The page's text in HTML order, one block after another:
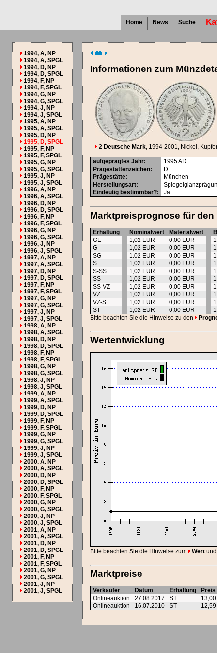
Home News Suche
1994, A, NP
1994, A, SPGL
1994, D, NP
1994, D, SPGL
1994, F, NP
1994, F, SPGL
1994, G, NP
1994, G, SPGL
1994, J, NP
1994, J, SPGL
1995, A, NP
1995, A, SPGL
1995, D, NP
1995, D, SPGL
1995, F, NP
1995, F, SPGL
1995, G, NP
1995, G, SPGL
1995, J, NP
1995, J, SPGL
1996, A, NP
1996, A, SPGL
1996, D, NP
1996, D, SPGL
1996, F, NP
1996, F, SPGL
1996, G, NP
1996, G, SPGL
1996, J, NP
1996, J, SPGL
1997, A, NP
1997, A, SPGL
1997, D, NP
1997, D, SPGL
1997, F, NP
1997, F, SPGL
1997, G, NP
1997, G, SPGL
1997, J, NP
1997, J, SPGL
1998, A, NP
1998, A, SPGL
1998, D, NP
1998, D, SPGL
1998, F, NP
1998, F, SPGL
1998, G, NP
1998, G, SPGL
1998, J, NP
1998, J, SPGL
1999, A, NP
1999, A, SPGL
1999, D, NP
1999, D, SPGL
1999, F, NP
1999, F, SPGL
1999, G, NP
1999, G, SPGL
1999, J, NP
1999, J, SPGL
2000, A, NP
2000, A, SPGL
2000, D, NP
2000, D, SPGL
2000, F, NP
2000, F, SPGL
2000, G, NP
2000, G, SPGL
2000, J, NP
2000, J, SPGL
2001, A, NP
2001, A, SPGL
2001, D, NP
2001, D, SPGL
2001, F, NP
2001, F, SPGL
2001, G, NP
2001, G, SPGL
2001, J, NP
2001, J, SPGL
Informationen zum
2 Deutsche Mark, 1994-2001, Nickel,
aufgeprägtes Jahr: 1995AD
Prägestättenzeichen:
D
Prägestätte:
München
Herstellungsart:
Eindeutig bestimmbar?: Ja
Marktpreisprognose für den
Erhaltung Nominalwert Materialwert
GE
1,02 EUR 0,00 EUR
G
1,02 EUR 0,00 EUR
SG
1,02 EUR 0,00 EUR
S
1,02 EUR 0,00 EUR
S-SS
1,02 EUR 0,00 EUR
SS
1,02 EUR 0,00 EUR
SS-VZ
1,02 EUR 0,00 EUR
VZ
1,02 EUR 0,00 EUR
VZ-ST
1,02 EUR 0,00 EUR
ST
1,02 EUR 0,00 EUR
Bitte beachten Sie die Hinweise zu den
Wertentwicklung
Bitte beachten Sie die Hinweise zum Wert
Marktpreise
Verkäufer Datum Erhaltung
Preis
Onlineauktion
27.08.2017 ST
Onlineauktion
16.07.2010 ST